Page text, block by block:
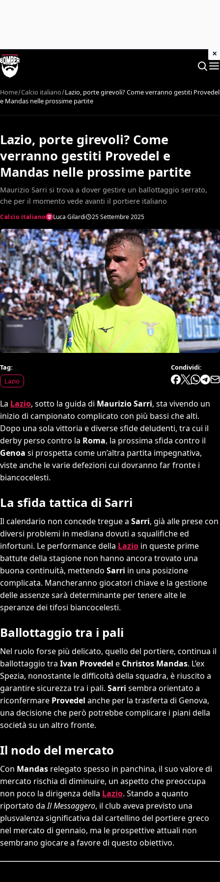
Home Calcio italiano Lazio, porte girevoli? Come verranno gestiti Provedel
e Mandas nelle prossime partite
Lazio, porte girevoli? Come
verranno gestiti Provedel e
Mandas nelle prossime partite
Maurizio Sarri si trova a dover gestire un ballottaggio serrato,
che per il momento vede avanti il portiere italiano
Calcio italiano Luca Gilardi 25 Settembre 2025
Tag:
Lazio
Condividi:
La Lazio, sotto la guida di Maurizio Sarri, sta vivendo un
inizio di campionato complicato con più bassi che alti.
Dopo una sola vittoria e diverse sfide deludenti, tra cui il
derby perso contro la Roma, la prossima sfida contro il
Genoa si prospetta come un’altra partita impegnativa,
viste anche le varie defezioni cui dovranno far fronte i
biancocelesti.
La sfida tattica di Sarri
Il calendario non concede tregue a Sarri, già alle prese con
diversi problemi in mediana dovuti a squalifiche ed
infortuni. Le performance della Lazio in queste prime
battute della stagione non hanno ancora trovato una
buona continuità, mettendo Sarri in una posizione
complicata. Mancheranno giocatori chiave e la gestione
delle assenze sarà determinante per tenere alte le
speranze dei tifosi biancocelesti.
Ballottaggio tra i pali
Nel ruolo forse più delicato, quello del portiere, continua il
ballottaggio tra Ivan Provedel e Christos Mandas. L’ex
Spezia, nonostante le difficoltà della squadra, è riuscito a
garantire sicurezza tra i pali. Sarri sembra orientato a
riconfermare Provedel anche per la trasferta di Genova,
una decisione che però potrebbe complicare i piani della
società su un altro fronte.
Il nodo del mercato
Con Mandas relegato spesso in panchina, il suo valore di
mercato rischia di diminuire, un aspetto che preoccupa
non poco la dirigenza della Lazio. Stando a quanto
riportato daIl Messaggero, il club aveva previsto una
plusvalenza significativa dal cartellino del portiere greco
nel mercato di gennaio, ma le prospettive attuali non
sembrano giocare a favore di questo obiettivo.
×